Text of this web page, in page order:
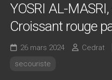
YOSRI AL-
Croissant rouge
26 mars 2024 Cedrat
secouriste